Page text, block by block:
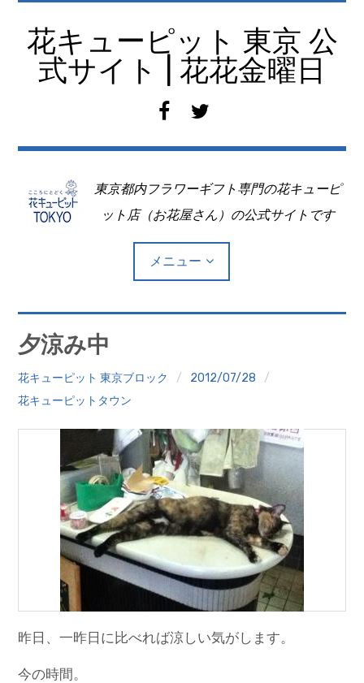
花キューピット 東京 公
式サイト | 花花金曜日
f
c
b
o
k
i
t
e
東京都内フラワーギフト専門の花キューピ
ット店（お花屋さん）の公式サイトです
メニュー
Top
クイズ
加盟店リスト
花キューピットタウン
団体概要
夕涼み中
花キューピット 東京ブロック
2012/07/28
花キューピットタウン
昨日、一昨日に比べれば涼しい気がします。
今の時間。